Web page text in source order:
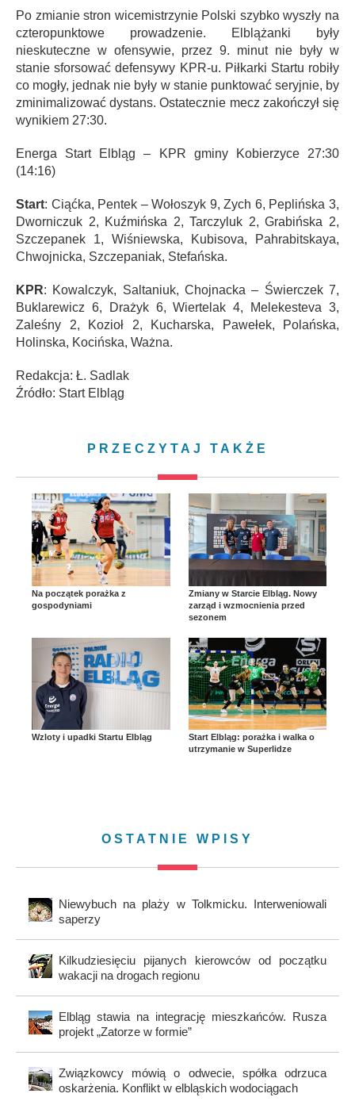
Po zmianie stron wicemistrzynie Polski szybko wyszły na
czteropunktowe prowadzenie. Elblążanki były
nieskuteczne w ofensywie, przez 9. minut nie były w
stanie sforsować defensywy KPR-u. Piłkarki Startu robiły
co mogły, jednak nie były w stanie punktować seryjnie, by
zminimalizować dystans. Ostatecznie mecz zakończył się
wynikiem 27:30.
Energa Start Elbląg – KPR gminy Kobierzyce 27:30
(14:16)
Start: Ciąćka, Pentek – Wołoszyk 9, Zych 6, Peplińska 3,
Dworniczuk 2, Kuźmińska 2, Tarczyluk 2, Grabińska 2,
Szczepanek 1, Wiśniewska, Kubisova, Pahrabitskaya,
Chwojnicka, Szczepaniak, Stefańska.
KPR: Kowalczyk, Saltaniuk, Chojnacka – Świerczek 7,
Buklarewicz 6, Drażyk 6, Wiertelak 4, Melekesteva 3,
Zaleśny 2, Kozioł 2, Kucharska, Pawełek, Polańska,
Holinska, Kocińska, Ważna.
Redakcja: Ł. Sadlak
Źródło: Start Elbląg
PRZECZYTAJ TAKŻE
Na początek porażka z
gospodyniami
Zmiany w Starcie Elbląg. Nowy
zarząd i wzmocnienia przed
sezonem
Wzloty i upadki Startu Elbląg
Start Elbląg: porażka i walka o
utrzymanie w Superlidze
OSTATNIE WPISY
Niewybuch na plaży w Tolkmicku. Interweniowali
saperzy
Kilkudziesięciu pijanych kierowców od początku
wakacji na drogach regionu
Elbląg stawia na integrację mieszkańców. Rusza
projekt „Zatorze w formie”
Związkowcy mówią o odwecie, spółka odrzuca
oskarżenia. Konflikt w elbląskich wodociągach